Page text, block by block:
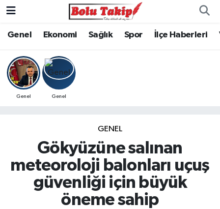
Genel Ekonomi Sağlık Spor İlçe Haberleri
Genel Genel
GENEL
Gökyüzüne salınan
meteoroloji balonları uçuş
güvenliği için büyük
öneme sahip